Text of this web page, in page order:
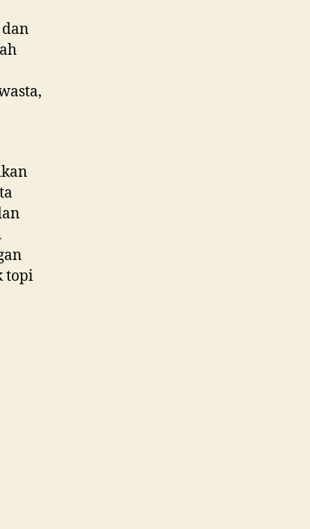
topi